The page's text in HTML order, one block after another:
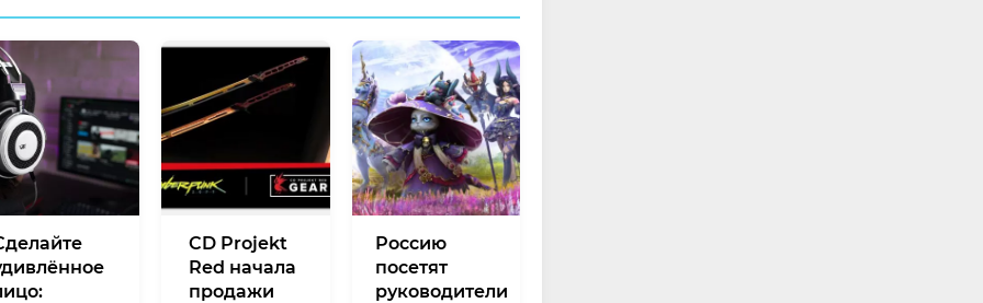
CD Projekt
Red начала
продажи
Россию
посетят
руководители